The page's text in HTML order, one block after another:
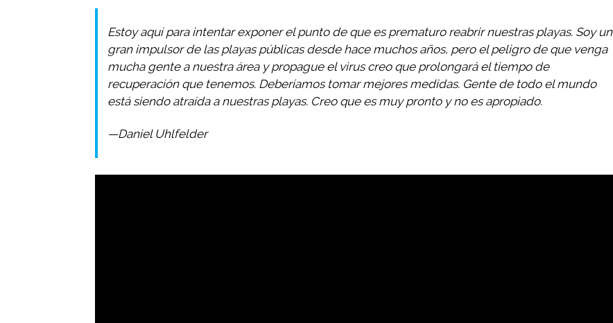
Estoy aquí para intentar exponer el punto de que es prematuro reabrir nuestras playas. Soy un
gran impulsor de las playas públicas desde hace muchos años, pero el peligro de que venga
mucha gente a nuestra área y propague el virus creo que prolongará el tiempo de
recuperación que tenemos. Deberíamos tomar mejores medidas. Gente de todo el mundo
está siendo atraída a nuestras playas. Creo que es muy pronto y no es apropiado.
—Daniel Uhlfelder